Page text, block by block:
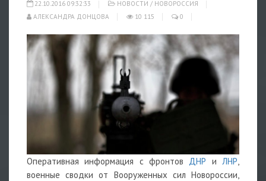
22.10.2016 09:32:33 НОВОСТИ / НОВОРОССИЯ
АЛЕКСАНДРА ДОНЦОВА
10 115 0
Оперативная информация с фронтов ДНР и ЛНР
военные сводки от Вооруженных сил Новороссии,